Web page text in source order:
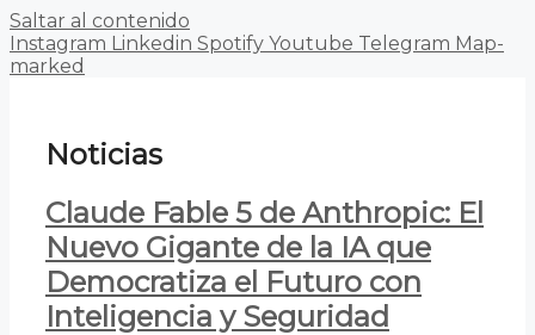
Saltar al contenido
Instagram Linkedin Spotify Youtube Telegram Map-
marked
Noticias
Claude Fable 5 de Anthropic: El
Nuevo Gigante de la IA que
Democratiza el Futuro con
Inteligencia y Seguridad